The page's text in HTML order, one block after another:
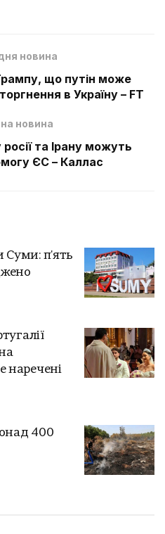
новина
що путін може
в Україну – FT
новина
та Ірану можуть
ЄС – Каллас
Суми: п'ять
наречені
400